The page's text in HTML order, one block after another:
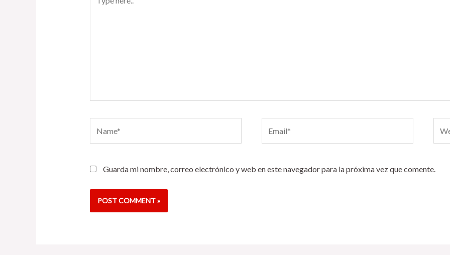
here..
Guarda mi nombre, correo electrónico y web en este navegador para la próxima vez que comente.